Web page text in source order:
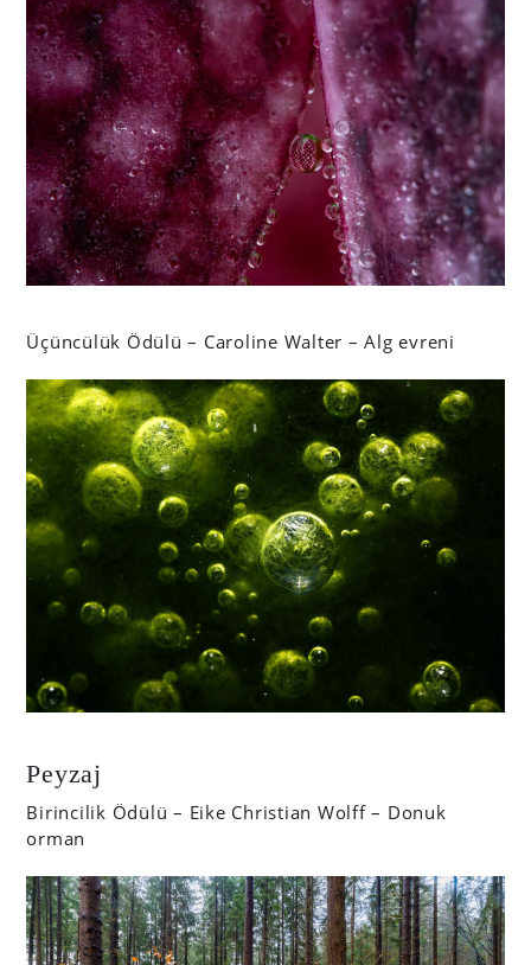
Üçüncülük Ödülü – Caroline Walter – Alg evreni
Peyzaj
Birincilik Ödülü – Eike Christian Wolff – Donuk
orman